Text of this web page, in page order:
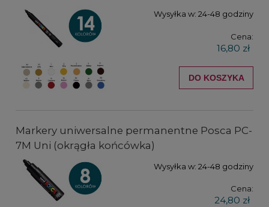
Wysyłka w: 24-48 godziny
Cena:
16,80 zł
DO KOSZYKA
Markery uniwersalne permanentne Posca PC-
7M Uni (okrągła końcówka)
Wysyłka w: 24-48 godziny
Cena:
24,80 zł